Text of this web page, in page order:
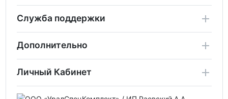
Служба поддержки
Дополнительно
Личный Кабинет